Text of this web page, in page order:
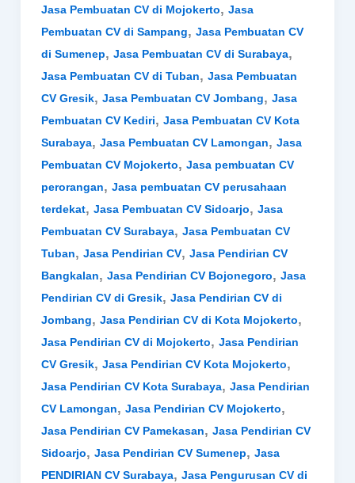
Jasa Pembuatan CV di Mojokerto, Jasa
Pembuatan CV di Sampang, Jasa Pembuatan CV
di Sumenep, Jasa Pembuatan CV di Surabaya,
Jasa Pembuatan CV di Tuban, Jasa Pembuatan
CV Gresik, Jasa Pembuatan CV Jombang, Jasa
Pembuatan CV Kediri, Jasa Pembuatan CV Kota
Surabaya, Jasa Pembuatan CV Lamongan, Jasa
Pembuatan CV Mojokerto, Jasa pembuatan CV
perorangan, Jasa pembuatan CV perusahaan
terdekat, Jasa Pembuatan CV Sidoarjo, Jasa
Pembuatan CV Surabaya, Jasa Pembuatan CV
Tuban, Jasa Pendirian CV, Jasa Pendirian CV
Bangkalan, Jasa Pendirian CV Bojonegoro, Jasa
Pendirian CV di Gresik, Jasa Pendirian CV di
Jombang, Jasa Pendirian CV di Kota Mojokerto,
Jasa Pendirian CV di Mojokerto, Jasa Pendirian
CV Gresik, Jasa Pendirian CV Kota Mojokerto,
Jasa Pendirian CV Kota Surabaya, Jasa Pendirian
CV Lamongan, Jasa Pendirian CV Mojokerto,
Jasa Pendirian CV Pamekasan, Jasa Pendirian CV
Sidoarjo, Jasa Pendirian CV Sumenep, Jasa
PENDIRIAN CV Surabaya, Jasa Pengurusan CV di